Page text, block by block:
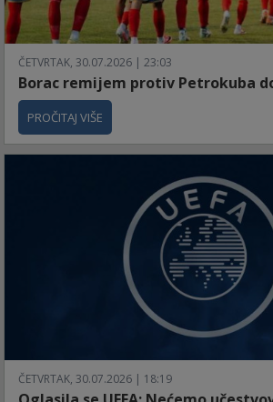
ČETVRTAK, 30.07.2026 | 23:03
Borac remijem protiv Petrokuba
PROČITAJ VIŠE
ČETVRTAK, 30.07.2026 | 18:19